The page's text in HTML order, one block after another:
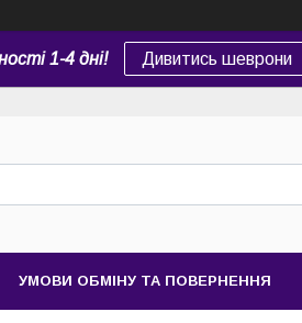
1-4 дні! Дивитись шеврони
УМОВИ ОБМІНУ ТА ПОВЕРНЕННЯ